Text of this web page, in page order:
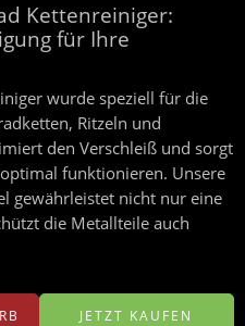
Kettenreiniger:
für Ihre
wurde speziell für die
Ritzeln und
den Verschleiß und sorgt
funktionieren. Unsere
gewährleistet nicht nur eine
die Metallteile auch
JETZT KAUFEN